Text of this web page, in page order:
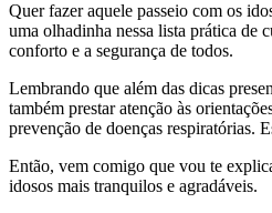
Quer fazer aquele passeio com os
uma olhadinha nessa lista prática de
conforto e a segurança de todos.
Lembrando que além das dicas
também prestar atenção às
prevenção de doenças respiratórias.
Então, vem comigo que vou te
idosos mais tranquilos e agradáveis.